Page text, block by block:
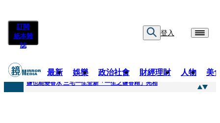
訂閱
紙本雜
誌
登入
最新 娛樂 政治社會 財經理財 人物 美
快訊
鹽也能變香水 三宅一生全新「一生之鹽香精」亮相